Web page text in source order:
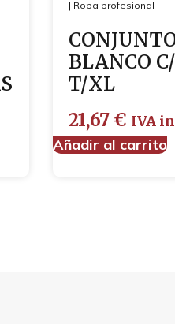
| Ropa profesional
BLANCO
T/XL
21,67 € IVA
Añadir al carrito